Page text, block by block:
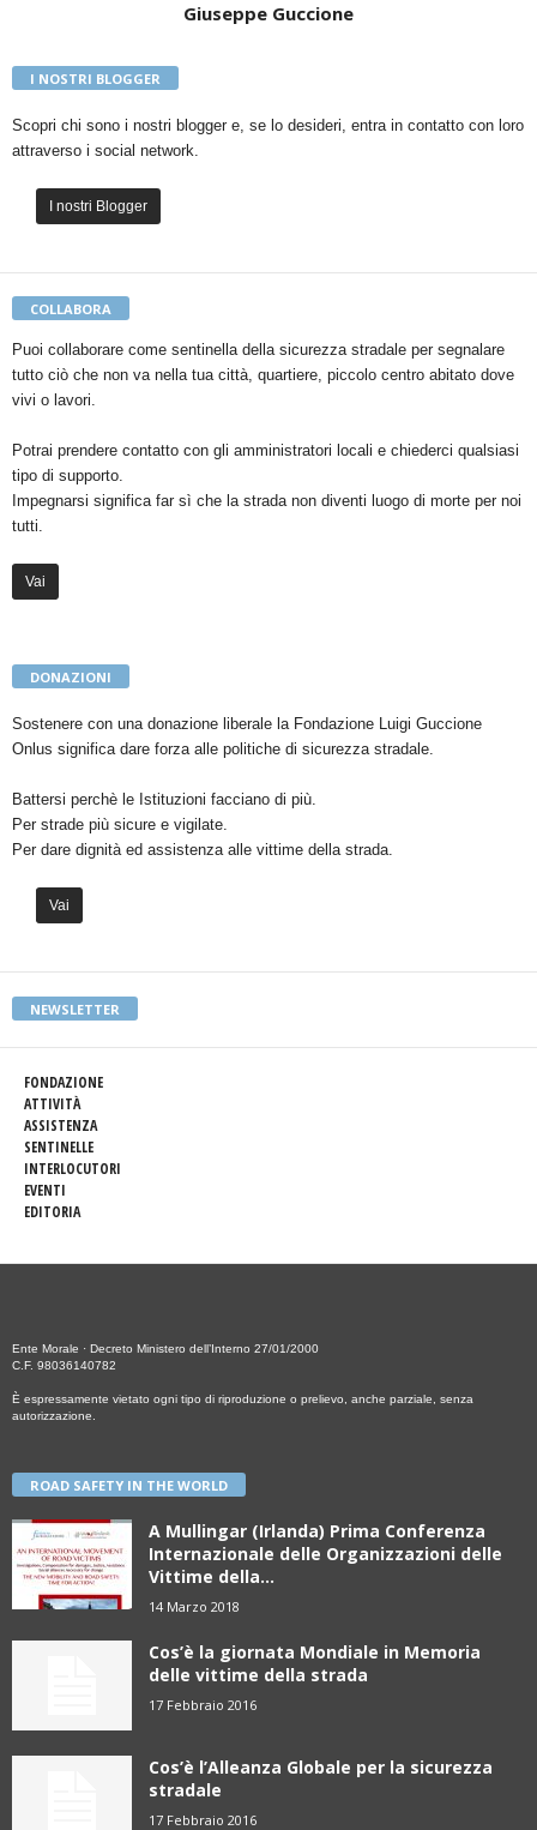
Giuseppe Guccione
I NOSTRI BLOGGER
Scopri chi sono i nostri blogger e, se lo desideri, entra in contatto con loro
attraverso i social network.
I nostri Blogger
COLLABORA
Puoi collaborare come sentinella della sicurezza stradale per segnalare
tutto ciò che non va nella tua città, quartiere, piccolo centro abitato dove
vivi o lavori.
Potrai prendere contatto con gli amministratori locali e chiederci qualsiasi
tipo di supporto.
Impegnarsi significa far sì che la strada non diventi luogo di morte per noi
tutti.
Vai
DONAZIONI
Sostenere con una donazione liberale la Fondazione Luigi Guccione
Onlus significa dare forza alle politiche di sicurezza stradale.
Battersi perchè le Istituzioni facciano di più.
Per strade più sicure e vigilate.
Per dare dignità ed assistenza alle vittime della strada.
Vai
NEWSLETTER
FONDAZIONE
ATTIVITÀ
ASSISTENZA
SENTINELLE
INTERLOCUTORI
EVENTI
EDITORIA
Ente Morale · Decreto Ministero dell’Interno 27/01/2000
C.F. 98036140782
È espressamente vietato ogni tipo di riproduzione o prelievo, anche parziale, senza
autorizzazione.
ROAD SAFETY IN THE WORLD
A Mullingar (Irlanda) Prima Conferenza
Internazionale delle Organizzazioni delle
Vittime della...
14 Marzo 2018
Cos’è la giornata Mondiale in Memoria
delle vittime della strada
17 Febbraio 2016
Cos’è l’Alleanza Globale per la sicurezza
stradale
17 Febbraio 2016